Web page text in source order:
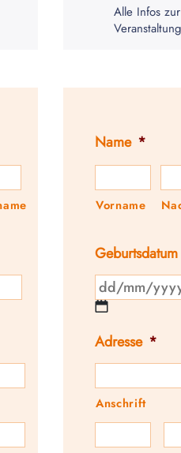
Alle Infos zur
Veranstaltung
Name *
Vorname
Geburtsdatum
Adresse *
Anschrift